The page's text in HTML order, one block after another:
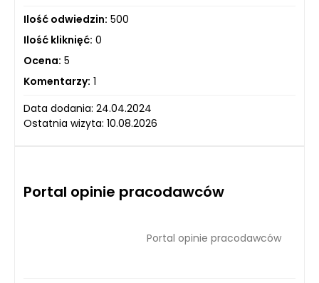
Ilość odwiedzin: 500
Ilość kliknięć: 0
Ocena: 5
Komentarzy: 1
Data dodania: 24.04.2024
Ostatnia wizyta: 10.08.2026
Portal opinie pracodawców
Portal opinie pracodawców